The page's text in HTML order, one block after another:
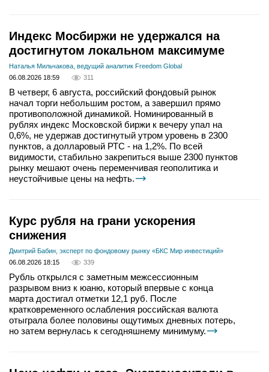
Индекс Мосбиржи не удержался на
достигнутом локальном максимуме
Наталья Мильчакова, ведущий аналитик Freedom Global
06.08.2026 18:59
311
В четверг, 6 августа, российский фондовый рынок
начал торги небольшим ростом, а завершил прямо
противоположной динамикой. Номинированный в
рублях индекс Московской биржи к вечеру упал на
0,6%, не удержав достигнутый утром уровень в 2300
пунктов, а долларовый РТС - на 1,2%. По всей
видимости, стабильно закрепиться выше 2300 пунктов
рынку мешают очень переменчивая геополитика и
неустойчивые цены на нефть.
Курс рубля на грани ускорения
снижения
Дмитрий Бабин, эксперт по фондовому рынку «БКС Мир инвестиций»
06.08.2026 18:15
339
Рубль открылся с заметным межсессионным
разрывом вниз к юаню, который впервые с конца
марта достигал отметки 12,1 руб. После
кратковременного ослабления российская валюта
отыграла более половины ощутимых дневных потерь,
но затем вернулась к сегодняшнему минимуму.